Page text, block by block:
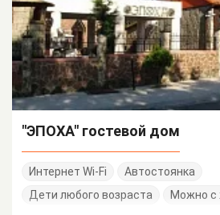
"ЭПОХА" гостевой дом
Интернет Wi-Fi
Автостоянка
Дети любого возраста
Можно с